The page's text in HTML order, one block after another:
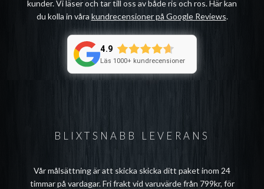
BLIXTSNABB LEVERANS
Vår målsättning är att skicka skicka ditt paket inom 24
timmar på vardagar. Fri frakt vid varuvärde från 799kr, för
kunder. Vi läser och tar till oss av både ris och ros. Här kan
du kolla in våra kundrecensioner på Google Reviews.
4.9
Läs 1000+ kundrecensioner